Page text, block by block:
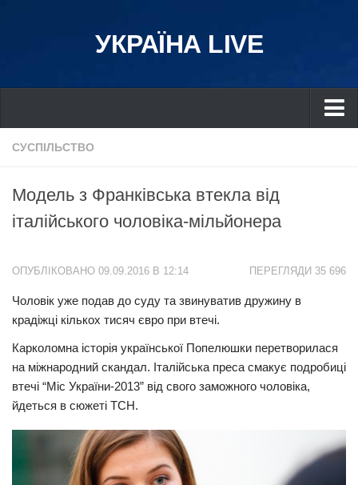
УКРАЇНА LIVE
Україна
Дніпро
Львів
Харків
Донбас
Одеса
Схід
Прикарпаття
Економіка
СУСПІЛЬСТВО
Модель з Франківська втекла від
італійського чоловіка-мільйонера
ПЕРЕГЛЯДИ 35 696
ОПУБЛІКОВАНО 09.09.2016 В 12:14
Чоловік уже подав до суду та звинуватив дружину в
крадіжці кількох тисяч євро при втечі.
Карколомна історія української Попелюшки перетворилася
на міжнародний скандал. Італійська преса смакує подробиці
втечі “Міс України-2013” від свого заможного чоловіка,
йдеться в сюжеті ТСН.